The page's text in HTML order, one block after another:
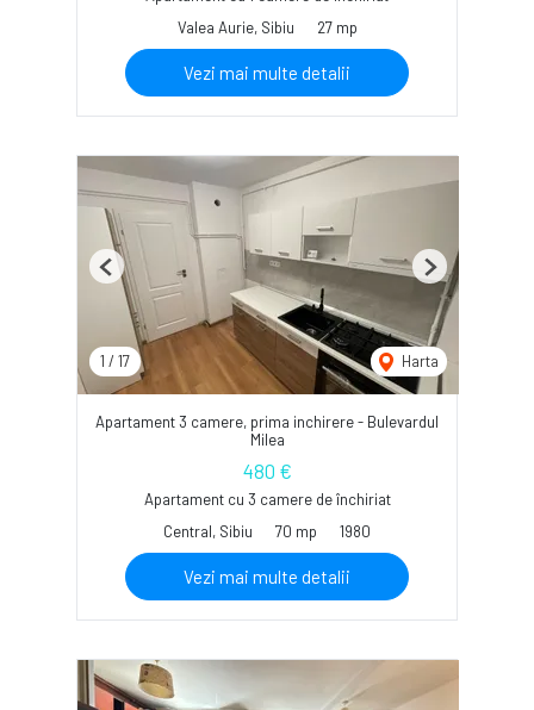
Valea Aurie, Sibiu
27 mp
Vezi mai multe detalii
1 / 17 Harta
Previous Next
Apartament 3 camere, prima inchirere - Bulevardul
Milea
480 €
Apartament cu 3 camere de închiriat
Central, Sibiu
70 mp 1980
Vezi mai multe detalii